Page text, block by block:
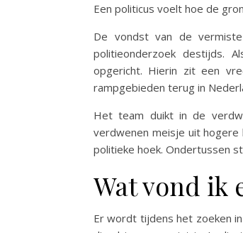
Een politicus voelt hoe de
De vondst van de
politieonderzoek destijds.
opgericht. Hierin zit een
rampgebieden terug in
Het team duikt in de
verdwenen meisje uit
politieke hoek. Ondertussen
Wat vond ik
Er wordt tijdens het zoeken